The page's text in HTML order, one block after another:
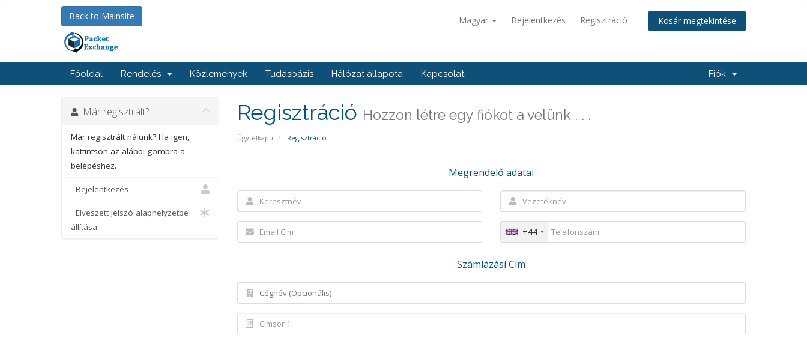
Magyar Bejelentkezés Regisztráció Kosár megtekintése
Back to Mainsite
Főoldal Rendelés Közlemények Tudásbázis Hálózat állapota Kapcsolat Fiók
Regisztráció Hozzon létre egy fiókot a velünk . . .
Ügyfélkapu Regisztráció
Már regisztrált?
Már regisztrált nálunk? Ha igen,
kattintson az alábbi gombra a
belépéshez.
Bejelentkezés
Elveszett Jelszó alaphelyzetbe
állítása
Megrendelő adatai
+44
Számlázási Cím